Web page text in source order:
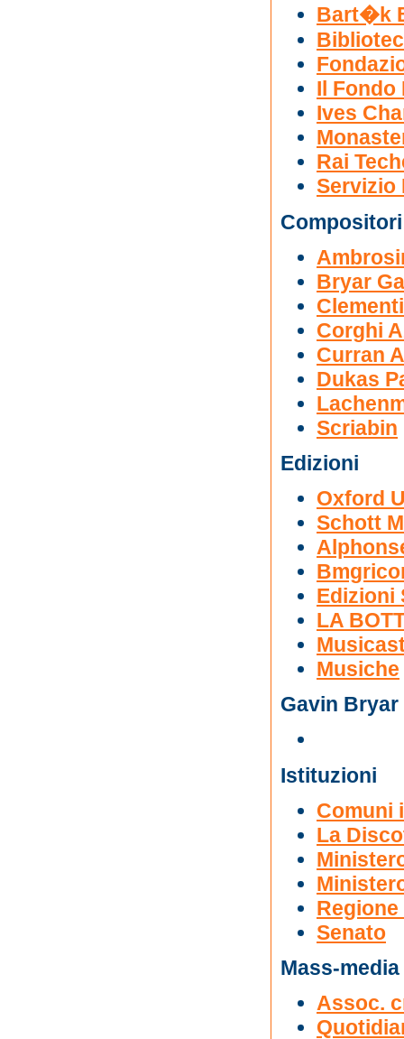
Bart�k
Il Fondo
Ives
Rai
Servizio
Compositori
Bryar
Corghi
Curran
Dukas
Scriabin
Edizioni
Oxford
Schott
Edizioni
LA
Musiche
Gavin Bryar
Istituzioni
Comuni
La
Senato
Mass-media
Assoc.